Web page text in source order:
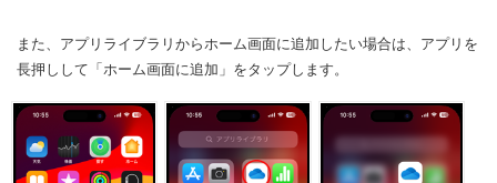
また、アプリライブラリからホーム画面に追加したい場合は、アプリを
長押しして「ホーム画面に追加」をタップします。